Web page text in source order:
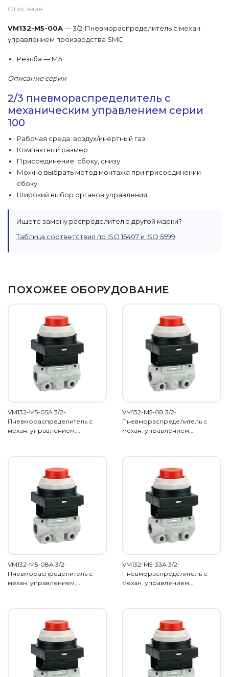
Описание
VM132-M5-00A— 3/2-Пневмораспределитель с механ.
управлением производства SMC.
Резьба — М5
Описание серии
2/3 пневмораспределитель с
механическим управлением серии
100
Рабочая среда: воздух/инертный газ
Компактный размер
Присоединение: сбоку, снизу
Можно выбрать метод монтажа при присоединении
сбоку
Широкий выбор органов управления
Ищете замену распределителю другой марки?
Таблица соответствия по ISO 15407 и ISO 5599
ПОХОЖЕЕ ОБОРУДОВАНИЕ
VM132-M5-05A 3/2-
Пневмораспределитель с
механ. управлением,…
VM132-M5-08 3/2-
Пневмораспределитель с
механ. управлением,…
VM132-M5-08A 3/2-
Пневмораспределитель с
механ. управлением,…
VM132-M5-33A 3/2-
Пневмораспределитель с
механ. управлением,…